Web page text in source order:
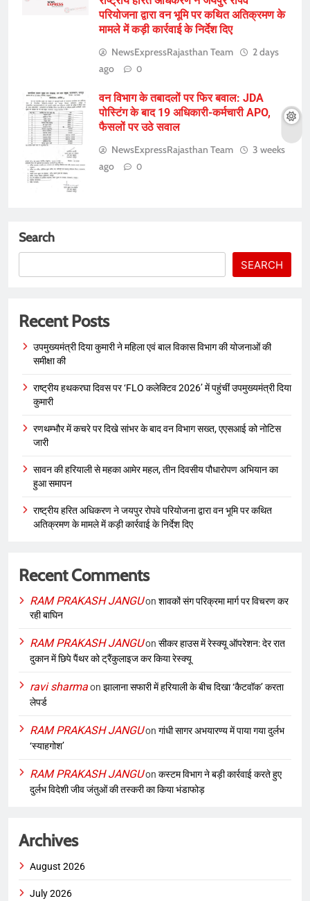
परियोजना द्वारा वन भूमि पर कथित अतिक्रमण के
मामले में कड़ी कार्रवाई के निर्देश दिए
NewsExpressRajasthan Team
2 days
ago
0
वन विभाग के तबादलों पर फिर बवाल: JDA
पोस्टिंग के बाद 19 अधिकारी-कर्मचारी APO,
फैसलों पर उठे सवाल
NewsExpressRajasthan Team
3 weeks
ago
0
Search
SEARCH
Recent Posts
उपमुख्यमंत्री दिया कुमारी ने महिला एवं बाल विकास विभाग की योजनाओं की
समीक्षा की
राष्ट्रीय हथकरघा दिवस पर ‘FLO कलेक्टिव 2026’ में पहुंचीं उपमुख्यमंत्री दिया
कुमारी
रणथम्भौर में कचरे पर दिखे सांभर के बाद वन विभाग सख्त, एएसआई को नोटिस
जारी
सावन की हरियाली से महका आमेर महल, तीन दिवसीय पौधारोपण अभियान का
हुआ समापन
राष्ट्रीय हरित अधिकरण ने जयपुर रोपवे परियोजना द्वारा वन भूमि पर कथित
अतिक्रमण के मामले में कड़ी कार्रवाई के निर्देश दिए
Recent Comments
RAM PRAKASH JANGUon शावकों संग परिक्रमा मार्ग पर विचरण कर
रही बाघिन
RAM PRAKASH JANGUon सीकर हाउस में रेस्क्यू ऑपरेशन: देर रात
दुकान में छिपे पैंथर को ट्रैंकुलाइज कर किया रेस्क्यू
ravi sharmaon झालाना सफारी में हरियाली के बीच दिखा ‘कैटवॉक’ करता
लेपर्ड
RAM PRAKASH JANGUon गांधी सागर अभयारण्य में पाया गया दुर्लभ
‘स्याहगोश’
RAM PRAKASH JANGUon कस्टम विभाग ने बड़ी कार्रवाई करते हुए
दुर्लभ विदेशी जीव जंतुओं की तस्करी का किया भंडाफोड़
Archives
August 2026
July 2026